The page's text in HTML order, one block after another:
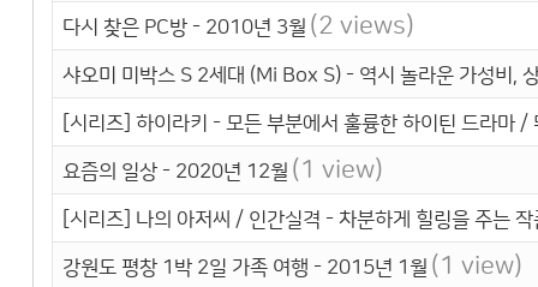
다시 찾은 PC방 - 2010년 3월 (2 views)
샤오미 미박스 S 2세대 (Mi Box S) - 역시 놀라운 가성비,
[시리즈] 하이라키 - 모든 부분에서 훌륭한 하이틴 드라마 /
요즘의 일상 - 2020년 12월 (1 view)
[시리즈] 나의 아저씨 / 인간실격 - 차분하게 힐링을 주는 작
강원도 평창 1박 2일 가족 여행 - 2015년 1월 (1 view)